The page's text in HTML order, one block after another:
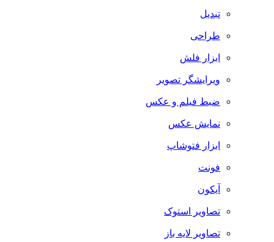
تبدیل
طراحی
ابزار فلش
ویرایشگر تصویر
ضبط فيلم و عكس
نمایش عکس
ابزار فتوشاپ
فونت
آیکون
تصاویر استوک
تصاویر لایه باز